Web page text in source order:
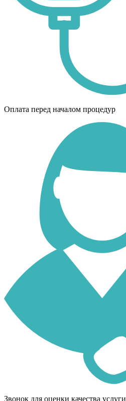
Оплата перед началом процедур
Звонок для оценки качества услуги